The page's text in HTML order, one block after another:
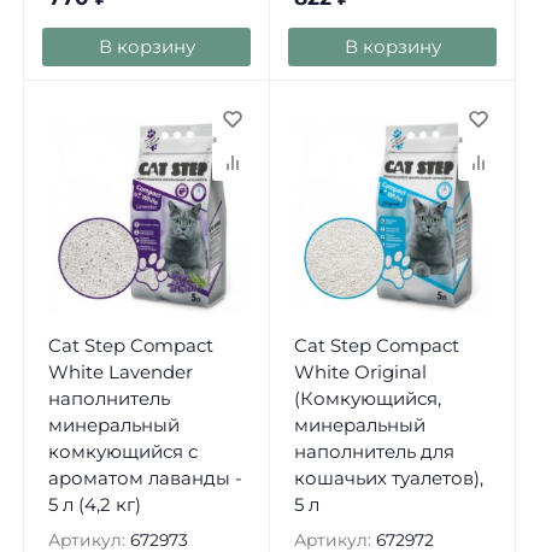
В корзину В корзину
Cat Step Compact
White Lavеnder
наполнитель
минеральный
комкующийся с
ароматом лаванды -
5 л (4,2 кг)
Артикул: 672973
Cat Step Compact
White Original
(Комкующийся,
минеральный
наполнитель для
кошачьих туалетов),
5 л
Артикул: 672972